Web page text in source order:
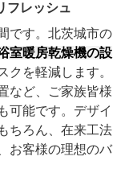
フレッシュ
です。北茨城市の
室暖房乾燥機の設
クを軽減します。
など、ご家族皆様
可能です。デザイ
ちろん、在来工法
お客様の理想のバ